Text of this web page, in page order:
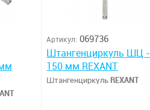
Артикул: 069736
Штангенциркуль ШЦ -
150 мм REXANT
Штангенциркуль REXANT